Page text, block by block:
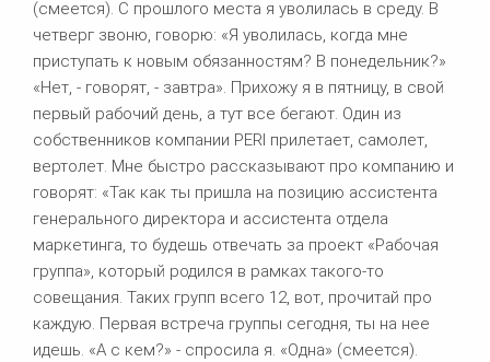
(смеется). С прошлого места я уволилась в среду. В
четверг звоню, говорю: «Я уволилась, когда мне
приступать к новым обязанностям? В понедельник?»
«Нет, - говорят, - завтра». Прихожу я в пятницу, в свой
первый рабочий день, а тут все бегают. Один из
собственников компании PERI прилетает, самолет,
вертолет. Мне быстро рассказывают про компанию и
говорят: «Так как ты пришла на позицию ассистента
генерального директора и ассистента отдела
маркетинга, то будешь отвечать за проект «Рабочая
группа», который родился в рамках такого-то
совещания. Таких групп всего 12, вот, прочитай про
каждую. Первая встреча группы сегодня, ты на нее
идешь. «А с кем?» - спросила я. «Одна» (смеется).